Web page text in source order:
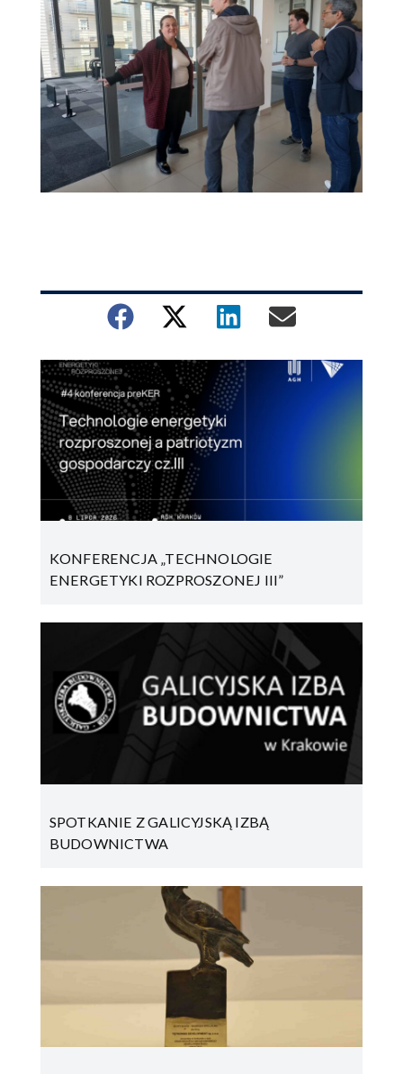
KONFERENCJA „TECHNOLOGIE
ENERGETYKI ROZPROSZONEJ III”
SPOTKANIE Z GALICYJSKĄ IZBĄ
BUDOWNICTWA